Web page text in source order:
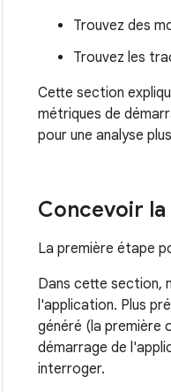
Trouvez des
Trouvez les
Cette section
métriques de
pour une analyse
Concevoir
La première étape
Dans cette section,
l'application. Plus
généré (la première
démarrage de
interroger.